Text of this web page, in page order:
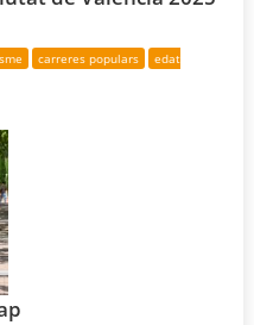
carreres populars
edat